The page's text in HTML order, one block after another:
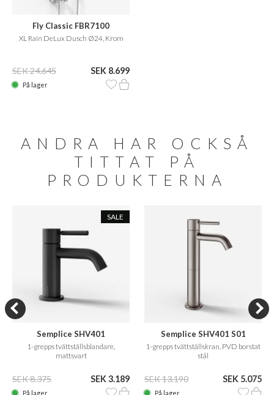
Fly Classic FBR7100
XL Rain DeLux Dusch Ø24, Krom
SEK 24.645 SEK 8.699
På lager
ANDRA HAR OCKSÅ
TITTAT PÅ
PRODUKTERNA
SALE
Semplice SHV401
1-grepps tvättställsblandare,
mattsvart
SEK 8.375 SEK 3.189
På lager
Semplice SHV401 S01
1-grepps tvättställskran, PVD borstat
stål
SEK 13.190 SEK 5.075
På lager